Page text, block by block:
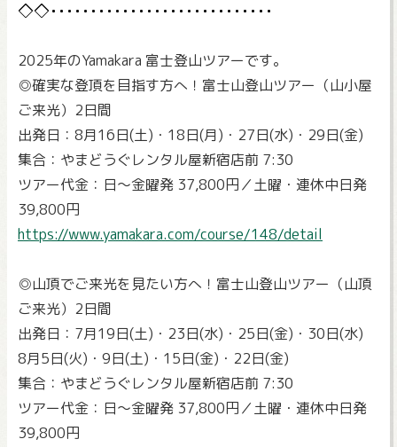
2025年のYamakara 富士登山ツアーです。
◎確実な登頂を目指す方へ！富士山登山ツアー（山小屋
ご来光）2日間
出発日：8月16日(土)・18日(月)・27日(水)・29日(金)
集合：やまどうぐレンタル屋新宿店前 7:30
ツアー代金：日～金曜発 37,800円／土曜・連休中日発
39,800円
https://www.yamakara.com/course/148/detail
◎山頂でご来光を見たい方へ！富士山登山ツアー（山頂
ご来光）2日間
出発日：7月19日(土)・23日(水)・25日(金)・30日(水)
8月5日(火)・9日(土)・15日(金)・22日(金)
集合：やまどうぐレンタル屋新宿店前 7:30
ツアー代金：日～金曜発 37,800円／土曜・連休中日発
39,800円